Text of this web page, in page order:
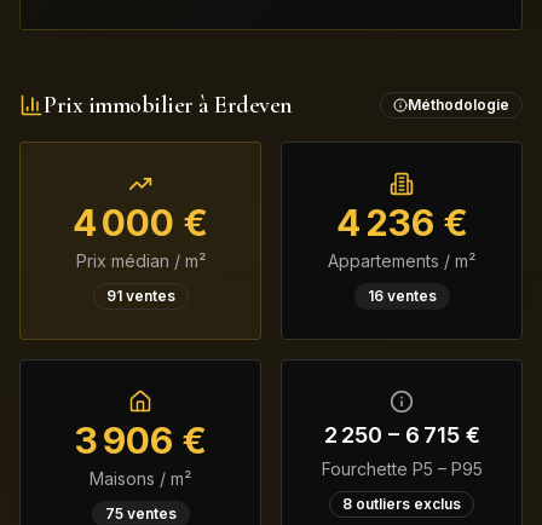
Prix immobilier à Erdeven Méthodologie
4 000 €
Prix médian / m²
91ventes
4 236 €
Appartements / m²
16ventes
3 906 €
Maisons / m²
75ventes
2 250 – 6 715€
Fourchette P5 – P95
8 outliers exclus